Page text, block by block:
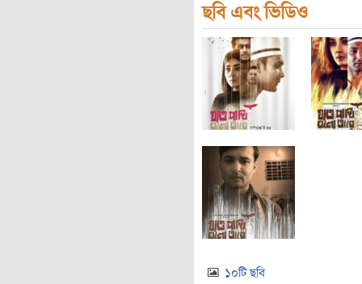
ছবি এবং ভিডিও
১০টি ছবি